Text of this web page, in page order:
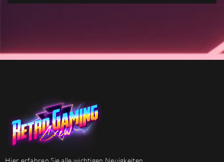
Hier erfahren Sie alle wichtigen Neuigkeiten.